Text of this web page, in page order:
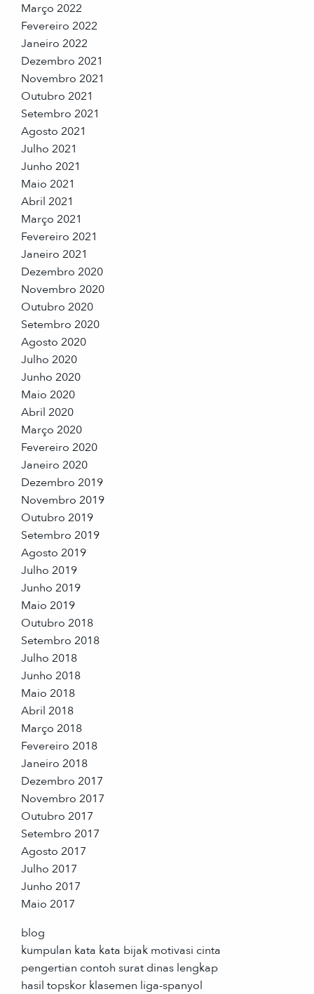
Março 2022
Fevereiro 2022
Janeiro 2022
Dezembro 2021
Novembro 2021
Outubro 2021
Setembro 2021
Agosto 2021
Julho 2021
Junho 2021
Maio 2021
Abril 2021
Março 2021
Fevereiro 2021
Janeiro 2021
Dezembro 2020
Novembro 2020
Outubro 2020
Setembro 2020
Agosto 2020
Julho 2020
Junho 2020
Maio 2020
Abril 2020
Março 2020
Fevereiro 2020
Janeiro 2020
Dezembro 2019
Novembro 2019
Outubro 2019
Setembro 2019
Agosto 2019
Julho 2019
Junho 2019
Maio 2019
Outubro 2018
Setembro 2018
Julho 2018
Junho 2018
Maio 2018
Abril 2018
Março 2018
Fevereiro 2018
Janeiro 2018
Dezembro 2017
Novembro 2017
Outubro 2017
Setembro 2017
Agosto 2017
Julho 2017
Junho 2017
Maio 2017
blog
kumpulan kata kata bijak motivasi cinta
pengertian contoh surat dinas lengkap
hasil topskor klasemen liga-spanyol